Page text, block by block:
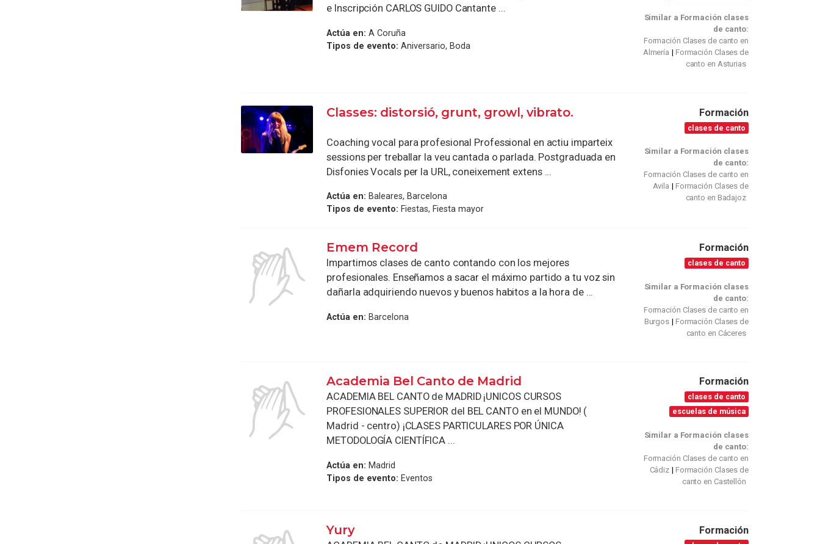
e Inscripción CARLOS GUIDO Cantante ...
Actúa en: A Coruña
Tipos de evento: Aniversario, Boda
Similar a Formación clases
de canto:
Formación Clases de canto en
Almería
Formación Clases de
canto en Asturias
Classes: distorsió, grunt, growl, vibrato.
Coaching vocal para profesional Professional en actiu imparteix
sessions per treballar la veu cantada o parlada. Postgraduada en
Disfonies Vocals per la URL, coneixement extens ...
Actúa en: Baleares, Barcelona
Tipos de evento: Fiestas, Fiesta mayor
Formación
clases de canto
Similar a Formación clases
de canto:
Formación Clases de canto en
Avila
Formación Clases de
canto en Badajoz
Emem Record
Impartimos clases de canto contando con los mejores
profesionales. Enseñamos a sacar el máximo partido a tu voz sin
dañarla adquiriendo nuevos y buenos habitos a la hora de ...
Actúa en: Barcelona
Formación
clases de canto
Similar a Formación clases
de canto:
Formación Clases de canto en
Burgos
Formación Clases de
canto en Cáceres
Academia Bel Canto de Madrid
ACADEMIA BEL CANTO de MADRID ¡UNICOS CURSOS
PROFESIONALES SUPERIOR del BEL CANTO en el MUNDO! (
Madrid - centro) ¡CLASES PARTICULARES POR ÚNICA
METODOLOGÍA CIENTÍFICA ...
Actúa en: Madrid
Tipos de evento: Eventos
Formación
clases de canto
escuelas de música
Similar a Formación clases
de canto:
Formación Clases de canto en
Cádiz
Formación Clases de
canto en Castellón
Yury Formación